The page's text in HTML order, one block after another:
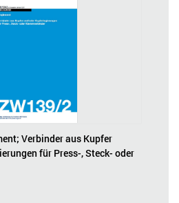
Verbinder aus Kupfer
für Press-, Steck- oder